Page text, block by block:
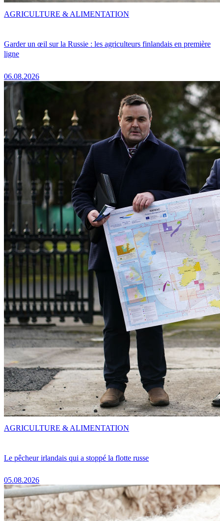
Garder un œil sur la Russie : les agriculteurs finlandais en première
ligne
06.08.2026
AGRICULTURE & ALIMENTATION
Le pêcheur irlandais qui a stoppé la flotte russe
05.08.2026
AGRICULTURE & ALIMENTATION